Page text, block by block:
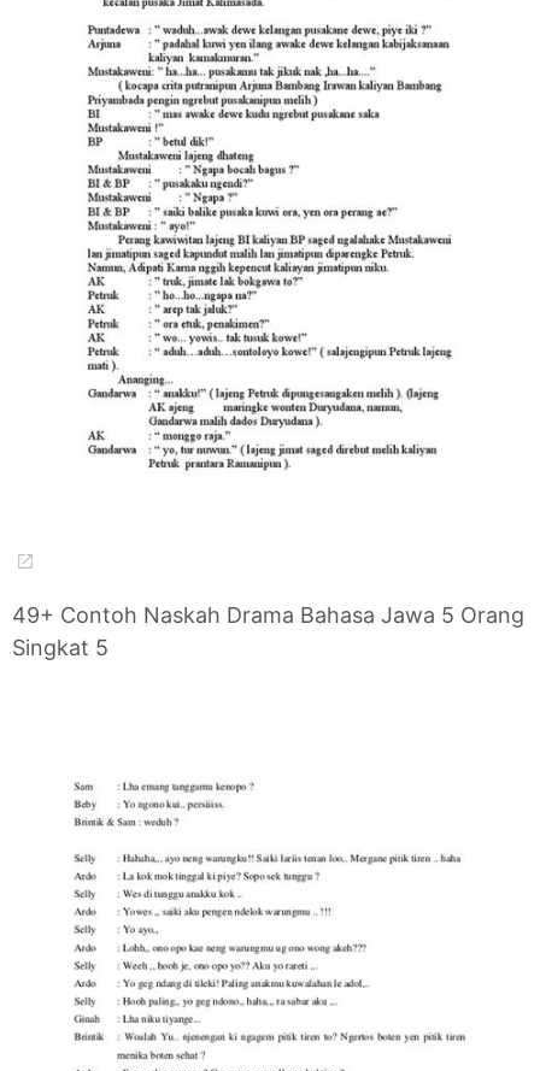
49+ Contoh Naskah Drama Bahasa Jawa 5 Orang
Singkat 5